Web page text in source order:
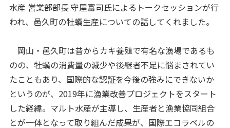
水産 営業部部長 守屋富司氏によるトークセッションが行
われ、邑久町の牡蠣生産についての話してくれました。
岡山・邑久町は昔からカキ養殖で有名な漁場であるも
のの、牡蠣の消費量の減少や後継者不足に悩まされてい
たこともあり、国際的な認証を今後の強みにできないか
というのが、2019年に漁業改善プロジェクトをスタート
した経緯。マルト水産が主導し、生産者と漁業協同組合
とが一体となって取り組んだ成果が、国際エコラベルの